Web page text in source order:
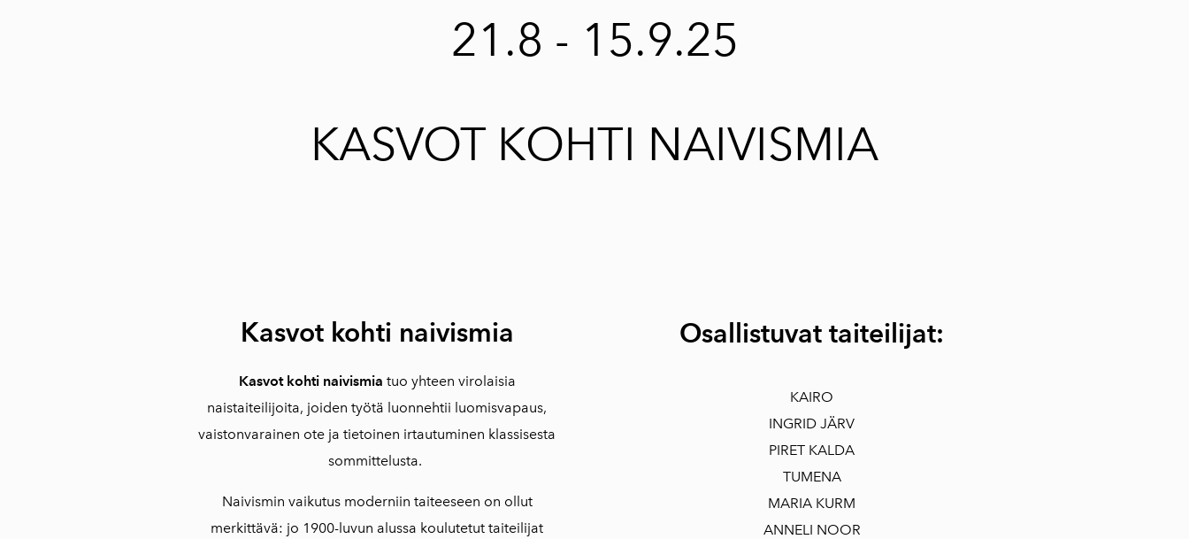
TAITEILIJOILLE21.8 - 15.9.25
KASVOT KOHTI NAIVISMIA
Kasvot kohti naivismia
Kasvot kohti naivismia tuo yhteen virolaisia
naistaiteilijoita, joiden työtä luonnehtii luomisvapaus,
vaistonvarainen ote ja tietoinen irtautuminen klassisesta
sommittelusta.
Naivismin vaikutus moderniin taiteeseen on ollut
merkittävä: jo 1900-luvun alussa koulutetut taiteilijat
Osallistuvat taiteilijat:
KAIRO
INGRID JÄRV
PIRET KALDA
TUMENA
MARIA KURM
ANNELI NOOR